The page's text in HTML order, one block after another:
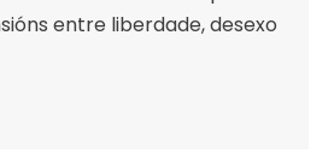
entre liberdade, desexo